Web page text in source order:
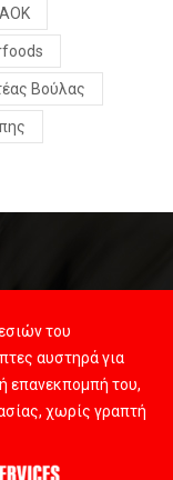
Βούλας
του
αυστηρά για
επανεκπομπή του,
χωρίς γραπτή